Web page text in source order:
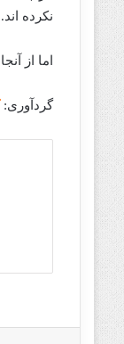
نکرده اند.
اما از
گردآوری: